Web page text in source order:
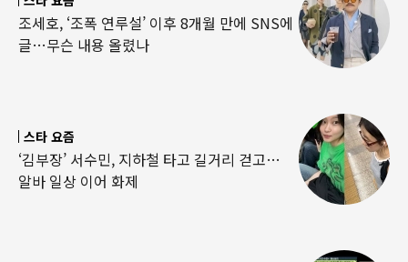
조세호, ‘조폭 연루설’ 이후 8개월 만에 SNS에
글…무슨 내용 올렸나
스타 요즘
‘김부장’ 서수민, 지하철 타고 길거리 걷고…
알바 일상 이어 화제